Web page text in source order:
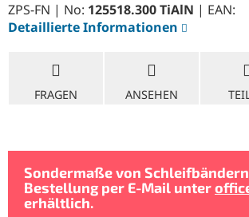
ZPS-FN | No: 125518.300 TiAlN | EAN:
Detaillierte Informationen
FRAGEN ANSEHEN
Sondermaße von
Bestellung per E-Mail unter
erhältlich.